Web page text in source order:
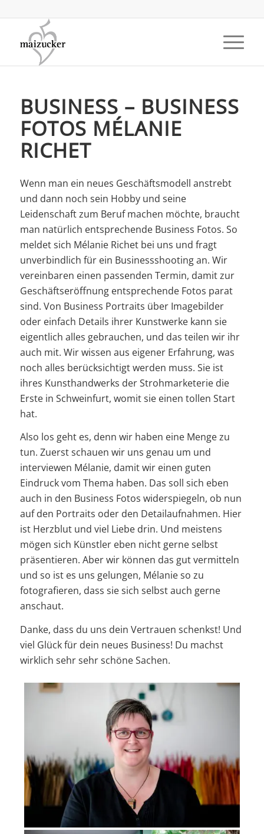
BUSINESS – BUSINESS
FOTOS MÉLANIE
RICHET
Wenn man ein neues Geschäftsmodell anstrebt
und dann noch sein Hobby und seine
Leidenschaft zum Beruf machen möchte, braucht
man natürlich entsprechende Business Fotos. So
meldet sich Mélanie Richet bei uns und fragt
unverbindlich für ein Businessshooting an. Wir
vereinbaren einen passenden Termin, damit zur
Geschäftseröffnung entsprechende Fotos parat
sind. Von Business Portraits über Imagebilder
oder einfach Details ihrer Kunstwerke kann sie
eigentlich alles gebrauchen, und das teilen wir ihr
auch mit. Wir wissen aus eigener Erfahrung, was
noch alles berücksichtigt werden muss. Sie ist
ihres Kunsthandwerks der Strohmarketerie die
Erste in Schweinfurt, womit sie einen tollen Start
hat.
Also los geht es, denn wir haben eine Menge zu
tun. Zuerst schauen wir uns genau um und
interviewen Mélanie, damit wir einen guten
Eindruck vom Thema haben. Das soll sich eben
auch in den Business Fotos widerspiegeln, ob nun
auf den Portraits oder den Detailaufnahmen. Hier
ist Herzblut und viel Liebe drin. Und meistens
mögen sich Künstler eben nicht gerne selbst
präsentieren. Aber wir können das gut vermitteln
und so ist es uns gelungen, Mélanie so zu
fotografieren, dass sie sich selbst auch gerne
anschaut.
Danke, dass du uns dein Vertrauen schenkst! Und
viel Glück für dein neues Business! Du machst
wirklich sehr sehr schöne Sachen.